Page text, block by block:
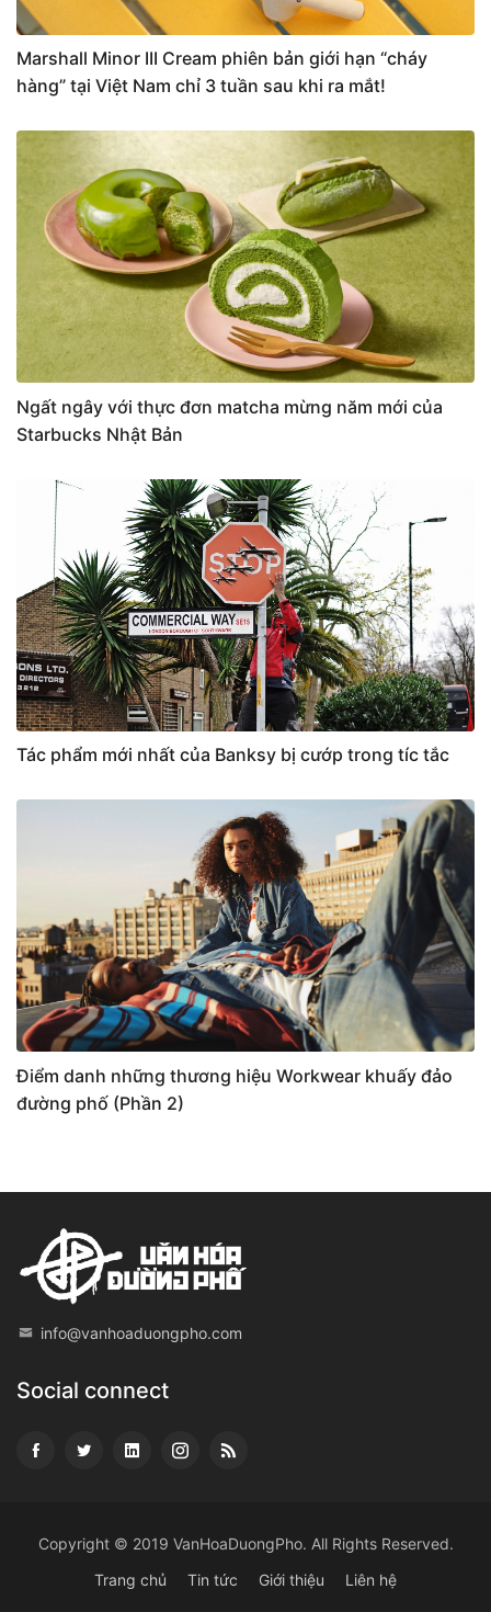
Marshall Minor III Cream phiên bản giới hạn “cháy
hàng” tại Việt Nam chỉ 3 tuần sau khi ra mắt!
Ngất ngây với thực đơn matcha mừng năm mới của
Starbucks Nhật Bản
Tác phẩm mới nhất của Banksy bị cướp trong tíc tắc
Điểm danh những thương hiệu Workwear khuấy đảo
đường phố (Phần 2)
info@vanhoaduongpho.com
Social connect
Copyright © 2019 VanHoaDuongPho. All Rights Reserved.
Trang chủ
Tin tức Giới thiệu Liên hệ